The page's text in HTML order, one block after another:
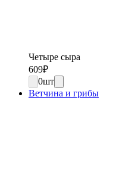
Четыре сыра
609₽
0шт
Ветчина и грибы